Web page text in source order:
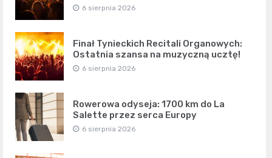
6 sierpnia 2026
Finał Tynieckich Recitali Organowych:
Ostatnia szansa na muzyczną ucztę!
6 sierpnia 2026
Rowerowa odyseja: 1700 km do La
Salette przez serca Europy
6 sierpnia 2026